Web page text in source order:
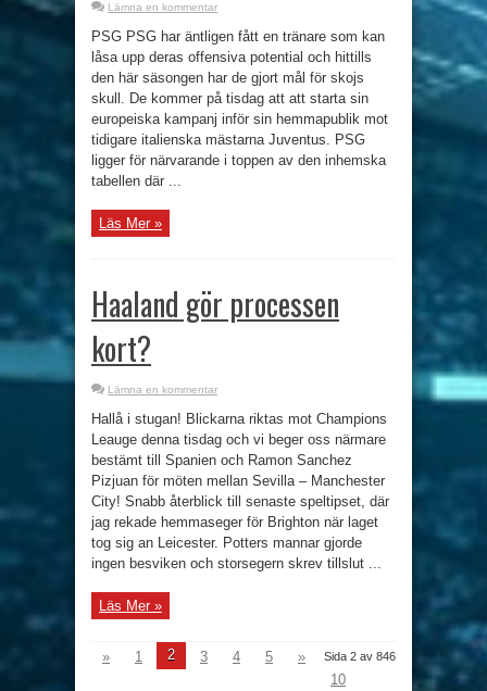
Lämna en kommentar
PSG PSG har äntligen fått en tränare som kan
låsa upp deras offensiva potential och hittills
den här säsongen har de gjort mål för skojs
skull. De kommer på tisdag att att starta sin
europeiska kampanj inför sin hemmapublik mot
tidigare italienska mästarna Juventus. PSG
ligger för närvarande i toppen av den inhemska
tabellen där ...
Läs Mer »
Haaland gör processen
kort?
Lämna en kommentar
Hallå i stugan! Blickarna riktas mot Champions
Leauge denna tisdag och vi beger oss närmare
bestämt till Spanien och Ramon Sanchez
Pizjuan för möten mellan Sevilla – Manchester
City! Snabb återblick till senaste speltipset, där
jag rekade hemmaseger för Brighton när laget
tog sig an Leicester. Potters mannar gjorde
ingen besviken och storsegern skrev tillslut ...
Läs Mer »
Sida 2 av 846
» 1 2 3 4 5
»
10